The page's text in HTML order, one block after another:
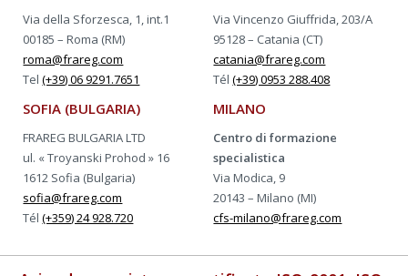
Via della Sforzesca, 1, int.1
00185 – Roma (RM)
roma@frareg.com
Tel(+39) 06 9291.7651
Via Vincenzo Giuffrida, 203/A
95128 – Catania (CT)
catania@frareg.com
Tél(+39) 0953 288.408
SOFIA (BULGARIA)
FRAREG BULGARIA LTD
ul. « Troyanski Prohod » 16
1612 Sofia (Bulgaria)
sofia@frareg.com
Tél(+359) 24 928.720
MILANO
Centro di formazione
specialistica
Via Modica, 9
20143 – Milano (MI)
cfs-milano@frareg.com